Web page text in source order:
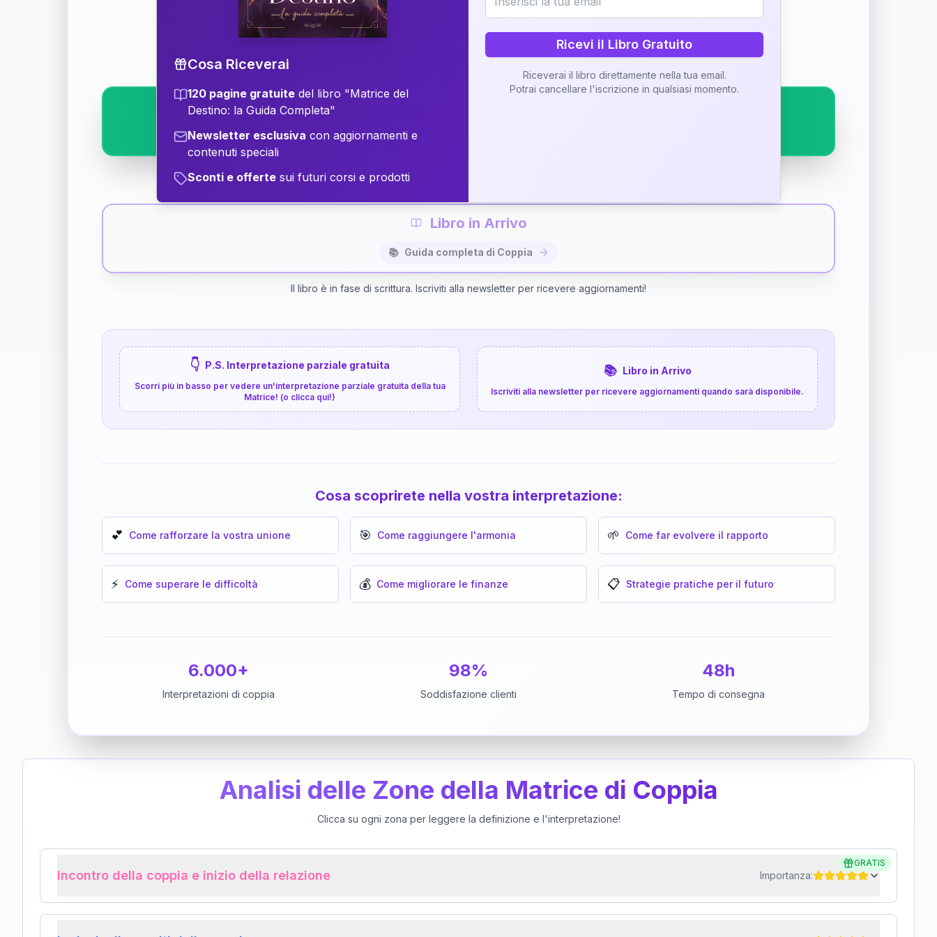
Scopri il significato della vostra Matrice di Coppia attraverso una nostra interpretazione
✨ Interpretazione personalizzata
⚡
Libro in Arrivo
📚 Guida completa di Coppia
Il libro è in fase di scrittura. Iscriviti alla newsletter per ricevere aggiornamenti!
👇 P.S. Interpretazione parziale gratuita
Scorri più in basso per vedere un'interpretazione parziale gratuita della tua
Matrice! (o clicca qui!)
📚 Libro in Arrivo
Iscriviti alla newsletter per ricevere aggiornamenti quando sarà disponibile.
Cosa scoprirete nella vostra interpretazione:
💕 Come rafforzare la vostra unione 🎯 Come raggiungere l'armonia 🌱 Come far evolvere il rapporto
⚡ Come superare le difficoltà 💰 Come migliorare le finanze 📋 Strategie pratiche per il futuro
6.000+
Interpretazioni di coppia
98%
Soddisfazione clienti
48h
Tempo di consegna
Analisi delle Zone della Matrice di Coppia
Clicca su ogni zona per leggere la definizione e l'interpretazione!
GRATIS
Incontro della coppia e inizio della relazione Importanza:
Cosa Riceverai
120 pagine gratuite del libro "Matrice del
Destino: la Guida Completa"
Newsletter esclusiva con aggiornamenti e
contenuti speciali
Sconti e offerte sui futuri corsi e prodotti
Ricevi il Libro Gratuito
Riceverai il libro direttamente nella tua email.
Potrai cancellare l'iscrizione in qualsiasi momento.